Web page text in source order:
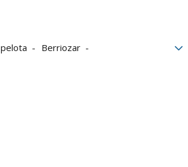
pelota
Berriozar